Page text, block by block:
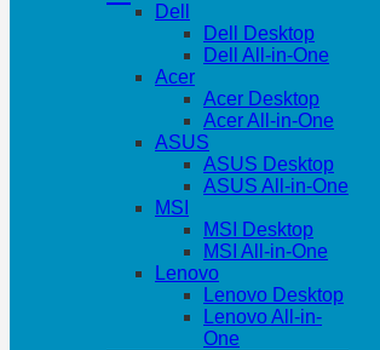
Dell
Dell Desktop
Dell All-in-One
Acer
Acer Desktop
Acer All-in-One
ASUS
ASUS Desktop
ASUS All-in-One
MSI
MSI Desktop
MSI All-in-One
Lenovo
Lenovo Desktop
Lenovo All-in-
One